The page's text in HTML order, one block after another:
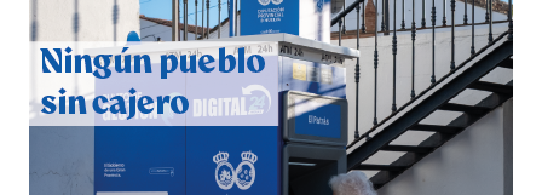
QUINTA CORRIDA DE LAS FIESTAS COLOMBINAS
2026
hace 6 días·Huelvatv